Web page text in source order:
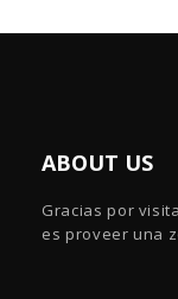
ABOUT US
Gracias por
es proveer una